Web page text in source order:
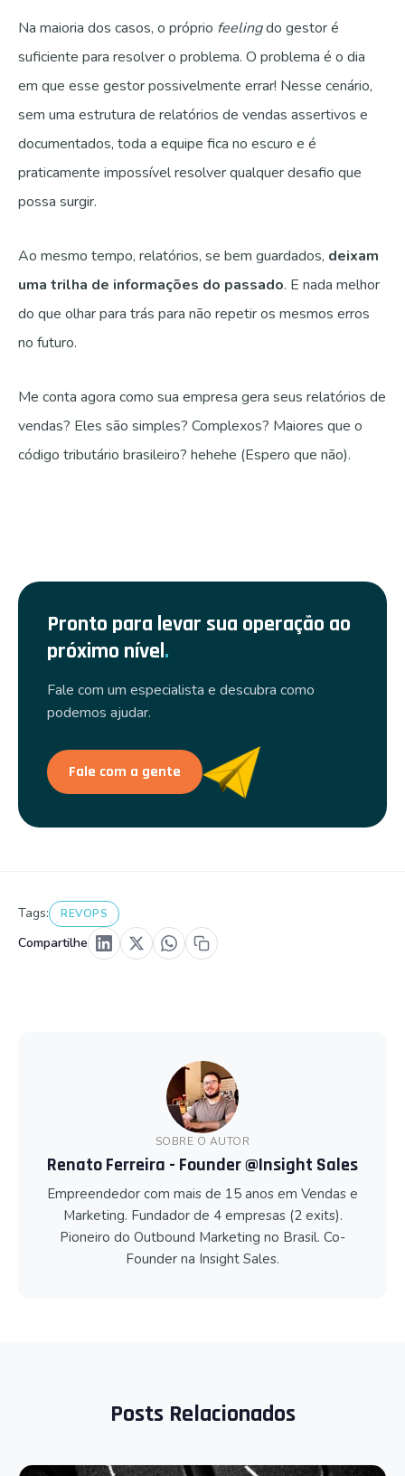
Na maioria dos casos, o próprio feelingdo gestor é
suficiente para resolver o problema. O problema é o dia
em que esse gestor possivelmente errar! Nesse cenário,
sem uma estrutura de relatórios de vendas assertivos e
documentados, toda a equipe fica no escuro e é
praticamente impossível resolver qualquer desafio que
possa surgir.
Ao mesmo tempo, relatórios, se bem guardados, deixam
uma trilha de informações do passado. E nada melhor
do que olhar para trás para não repetir os mesmos erros
no futuro.
Me conta agora como sua empresa gera seus relatórios de
vendas? Eles são simples? Complexos? Maiores que o
código tributário brasileiro? hehehe (Espero que não).
Pronto para levar sua operação ao
próximo nível.
Fale com um especialista e descubra como
podemos ajudar.
Fale com a gente
Tags: REVOPS
Compartilhe
SOBRE O AUTOR
Renato Ferreira - Founder @Insight Sales
Empreendedor com mais de 15 anos em Vendas e
Marketing. Fundador de 4 empresas (2 exits).
Pioneiro do Outbound Marketing no Brasil. Co-
Founder na Insight Sales.
Posts Relacionados